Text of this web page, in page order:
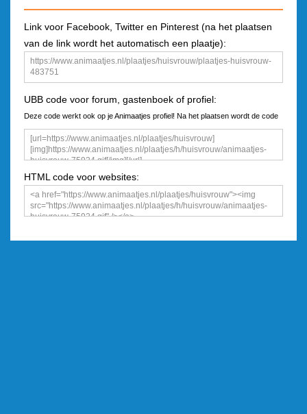
Link voor Facebook, Twitter en Pinterest (na het plaatsen
van de link wordt het automatisch een plaatje):
UBB code voor forum, gastenboek of profiel:
Deze code werkt ook op je Animaatjes profiel! Na het plaatsen wordt de code
een plaatje
HTML code voor websites: